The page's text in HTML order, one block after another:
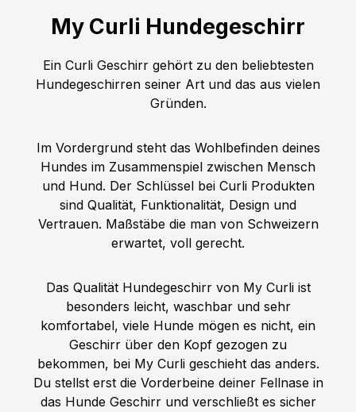
trendigen Farben, von 24 cm bis 60
(Handwäsche) Der
DogfinderTM kann Ihren helfen
Ihren Hund wiederzufinden falls er
Jahreszeit mit Hund Cool down Mit
einem Plush Air-Mesh Geschirr von
Curli kannst du Deinen Hund kühlen!
Lege das Geschirr in kaltes Wasser
und wringe es aus, bevor Du es dem
Hund anziehst. Das gespeicherte
Hund schön kühl. Kühlendes
Hundegeschirr für Euren
hechelnden Hund.
besonders ernährungssensible
Single Protein, hergestellt mit
frischem Fleisch in
Lebensmittelqualität, regional
ohne Verwendung von Getreide. Wir
setzen auf eine einheitliche, klar
verständliche und reduzierte
Rezeptur, welche jederzeit erlaubt,
bedenkenlos innerhalb einer
Produktfamilie zwischen den
REGIONAL VERFÜGBARE
ZUTATEN: Frisches Pferdefleisch, -
herz, -lunge, -magen, -leber (70%),
Brühe (24,7%), Zucchini (2%),
Karotten (2%), Apfel (0,5%),
Mineralstoffe, Leinöl (0,2%),
My Curli Hundegeschirr
Ein Curli Geschirr gehört zu den beliebtesten
Hundegeschirren seiner Art und das aus vielen
Gründen.
Im Vordergrund steht das Wohlbefinden deines
Hundes im Zusammenspiel zwischen Mensch
und Hund. Der Schlüssel bei Curli Produkten
sind Qualität, Funktionalität, Design und
Vertrauen. Maßstäbe die man von Schweizern
erwartet, voll gerecht.
Das Qualität Hundegeschirr von My Curli ist
besonders leicht, waschbar und sehr
komfortabel, viele Hunde mögen es nicht, ein
Geschirr über den Kopf gezogen zu
bekommen, bei My Curli geschieht das anders.
Du stellst erst die Vorderbeine deiner Fellnase in
das Hunde Geschirr und verschließt es sicher